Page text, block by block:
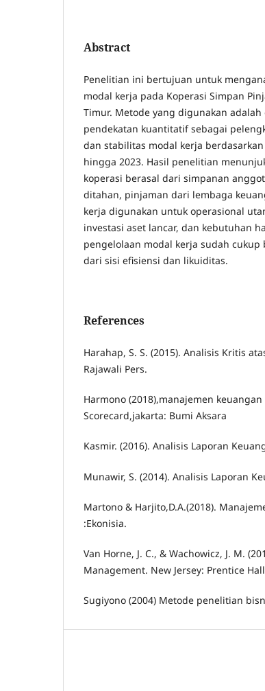
Abstract
Penelitian ini bertujuan untuk
modal kerja pada Koperasi Simpan
Timur. Metode yang digunakan
pendekatan kuantitatif sebagai
dan stabilitas modal kerja
hingga 2023. Hasil penelitian
koperasi berasal dari simpanan
ditahan, pinjaman dari lembaga
kerja digunakan untuk operasional
investasi aset lancar, dan kebutuhan
pengelolaan modal kerja sudah
dari sisi efisiensi dan likuiditas.
References
Harahap, S. S. (2015). Analisis Kritis
Rajawali Pers.
Harmono (2018),manajemen
Scorecard,jakarta: Bumi Aksara
Kasmir. (2016). Analisis Laporan
Munawir, S. (2014). Analisis Laporan
Martono & Harjito,D.A.(2018).
:Ekonisia.
Van Horne, J. C., & Wachowicz, J. M.
Management. New Jersey: Prentice
Sugiyono (2004) Metode penelitian